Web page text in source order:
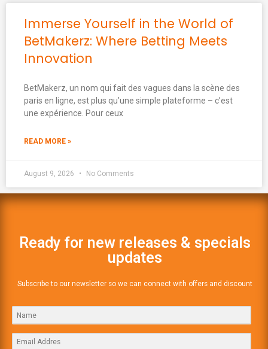
Immerse Yourself in the World of
BetMakerz: Where Betting Meets
Innovation
BetMakerz, un nom qui fait des vagues dans la scène des
paris en ligne, est plus qu’une simple plateforme – c’est
une expérience. Pour ceux
READ MORE »
August 9, 2026 No Comments
Ready for new releases & specials
updates
Subscribe to our newsletter so we can connect with offers and discount